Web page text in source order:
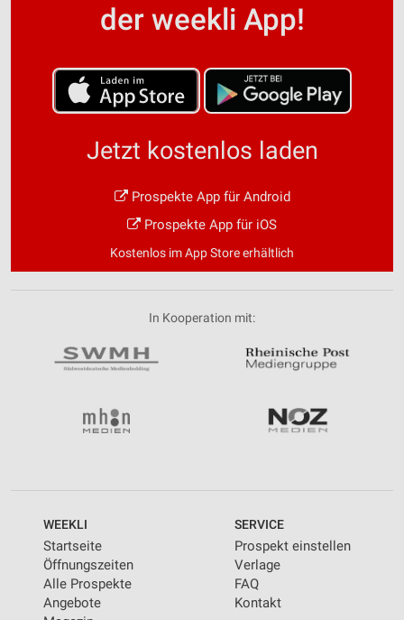
der weekli App!
Jetzt kostenlos laden
Prospekte App für Android
Prospekte App für iOS
Kostenlos im App Store erhältlich
In Kooperation mit:
WEEKLI
Startseite
Öffnungszeiten
Alle Prospekte
Angebote
SERVICE
Prospekt einstellen
Verlage
FAQ
Kontakt